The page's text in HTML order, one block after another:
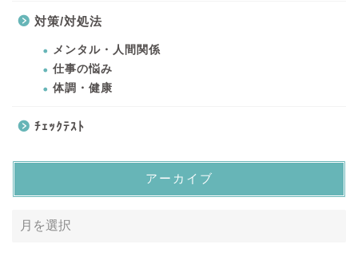
対策/対処法
メンタル・人間関係
仕事の悩み
体調・健康
ﾁｪｯｸﾃｽﾄ
アーカイブ